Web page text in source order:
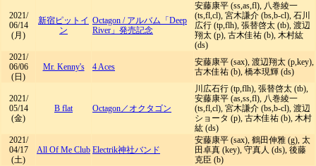
2021/
06/14
(月)
新宿ピットイ
ン
Octagon / アルバム「Deep
River」発売記念
安藤康平 (ss,as,fl), 八巻綾一
(ts,fl,cl), 宮木謙介 (bs,b-cl), 石川
広行 (tp,flh), 張替啓太 (tb), 渡辺
翔太 (p), 古木佳祐 (b), 木村紘
(ds)
2021/
06/06
(日)
Mr. Kenny's 4 Aces
安藤康平 (sax), 渡辺翔太 (p,key),
古木佳祐 (b), 橋本現輝 (ds)
2021/
05/14
(金)
B flat Octagon／オクタゴン
川広石行 (tp,flh), 張替啓太 (tb),
安藤康平 (as,ss,fl), 八巻綾一
(ts,fl,cl), 宮木謙介 (bs,b-cl), 渡辺
ショータ (p), 古木佳祐 (b), 木村
紘 (ds)
2021/
04/17
(土)
All Of Me Club Electrik神社バンド
安藤康平 (sax), 鶴田伸雅 (g), 太
田卓真 (key), 守真人 (ds), 後藤
克臣 (b)